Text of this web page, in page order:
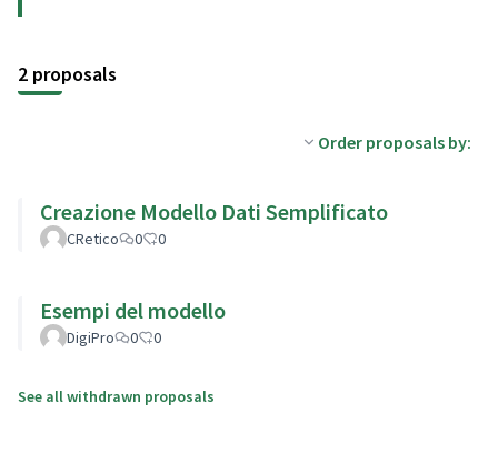
2 proposals
Order proposals by:
Creazione Modello Dati Semplificato
CRetico 0 0
Esempi del modello
DigiPro 0 0
See all withdrawn proposals